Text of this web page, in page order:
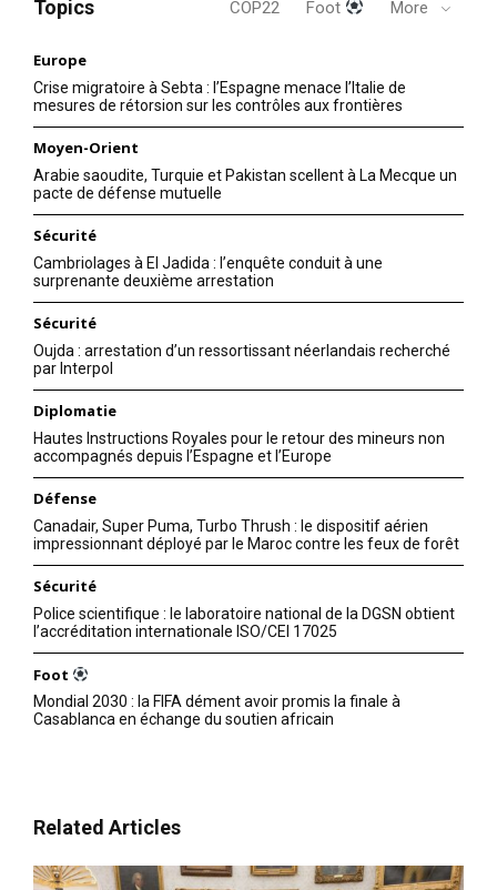
Topics COP22 Foot More
Europe
Crise migratoire à Sebta : l’Espagne menace l’Italie de
mesures de rétorsion sur les contrôles aux frontières
Moyen-Orient
Arabie saoudite, Turquie et Pakistan scellent à La Mecque un
pacte de défense mutuelle
Sécurité
Cambriolages à El Jadida : l’enquête conduit à une
surprenante deuxième arrestation
Sécurité
Oujda : arrestation d’un ressortissant néerlandais recherché
par Interpol
Diplomatie
Hautes Instructions Royales pour le retour des mineurs non
accompagnés depuis l’Espagne et l’Europe
Défense
Canadair, Super Puma, Turbo Thrush : le dispositif aérien
impressionnant déployé par le Maroc contre les feux de forêt
Sécurité
Police scientifique : le laboratoire national de la DGSN obtient
l’accréditation internationale ISO/CEI 17025
Foot
Mondial 2030 : la FIFA dément avoir promis la finale à
Casablanca en échange du soutien africain
Related Articles